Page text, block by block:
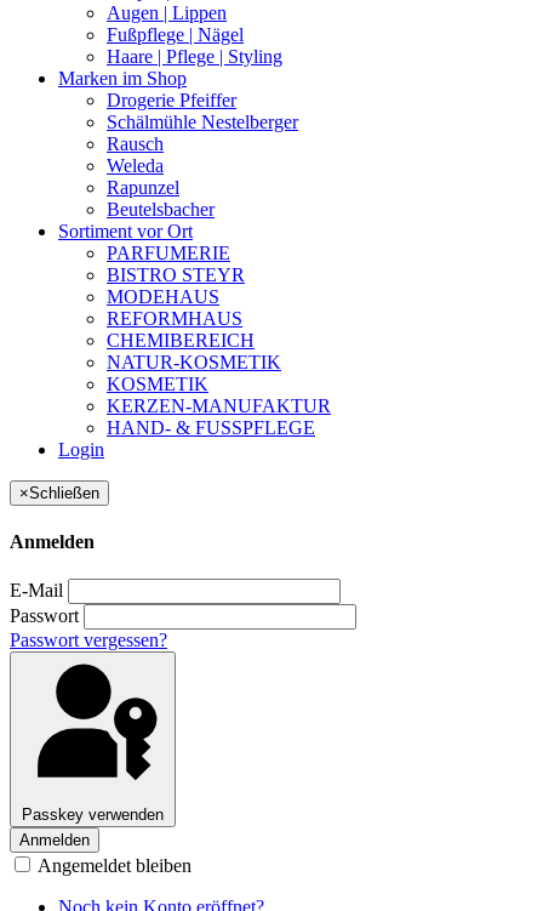
Augen | Lippen
Fußpflege | Nägel
Haare | Pflege | Styling
Marken im Shop
Drogerie Pfeiffer
Schälmühle Nestelberger
Rausch
Weleda
Rapunzel
Beutelsbacher
Sortiment vor Ort
PARFUMERIE
BISTRO STEYR
MODEHAUS
REFORMHAUS
CHEMIBEREICH
NATUR-KOSMETIK
KOSMETIK
KERZEN-MANUFAKTUR
HAND- & FUSSPFLEGE
Login
×Schließen
Anmelden
E-Mail
Passwort
Passwort vergessen?
Passkey verwenden
Anmelden
Angemeldet bleiben